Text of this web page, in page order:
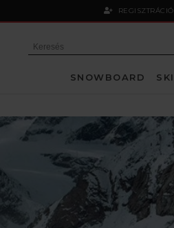
REGISZTRÁCIÓ
SNOWBOARD SKI